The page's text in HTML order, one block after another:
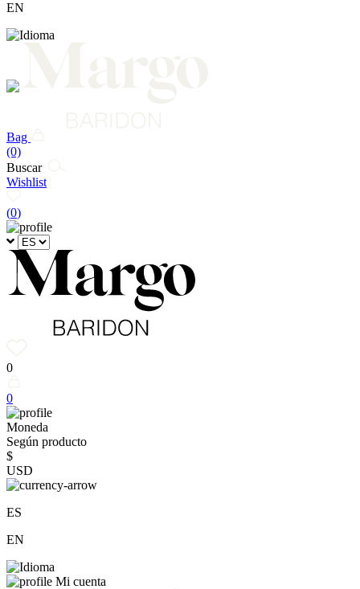
EN
Bag
(0)
Buscar
Wishlist
(0)
0
0
Moneda
Según producto
$
USD
ES
EN
Mi cuenta